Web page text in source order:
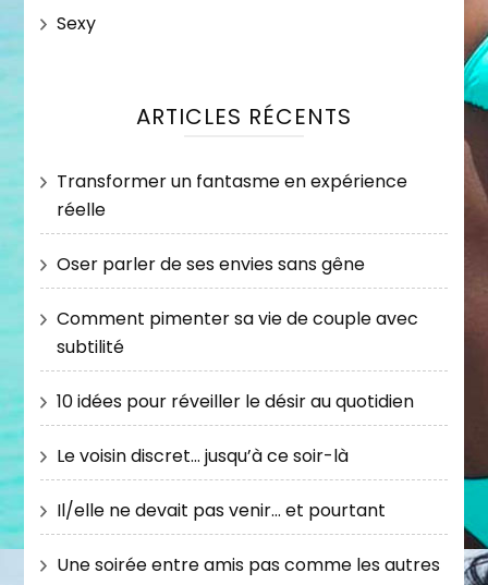
Sexy
ARTICLES RÉCENTS
Transformer un fantasme en expérience
réelle
Oser parler de ses envies sans gêne
Comment pimenter sa vie de couple avec
subtilité
10 idées pour réveiller le désir au quotidien
Le voisin discret… jusqu’à ce soir-là
Il/elle ne devait pas venir… et pourtant
Une soirée entre amis pas comme les autres